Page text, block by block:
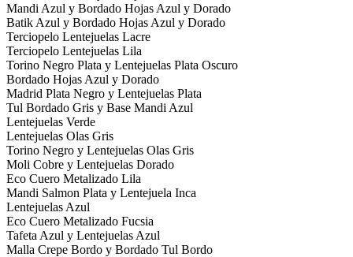
Mandi Azul y Bordado Hojas Azul y Dorado
Batik Azul y Bordado Hojas Azul y Dorado
Terciopelo Lentejuelas Lacre
Terciopelo Lentejuelas Lila
Torino Negro Plata y Lentejuelas Plata Oscuro
Bordado Hojas Azul y Dorado
Madrid Plata Negro y Lentejuelas Plata
Tul Bordado Gris y Base Mandi Azul
Lentejuelas Verde
Lentejuelas Olas Gris
Torino Negro y Lentejuelas Olas Gris
Moli Cobre y Lentejuelas Dorado
Eco Cuero Metalizado Lila
Mandi Salmon Plata y Lentejuela Inca
Lentejuelas Azul
Eco Cuero Metalizado Fucsia
Tafeta Azul y Lentejuelas Azul
Malla Crepe Bordo y Bordado Tul Bordo